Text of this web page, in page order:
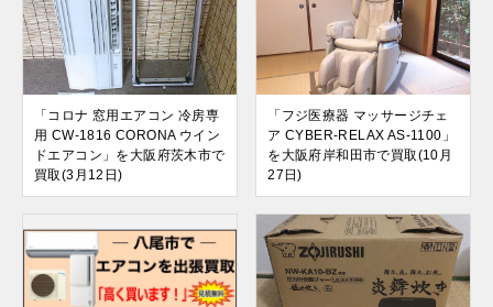
「コロナ 窓用エアコン 冷房専
用 CW-1816 CORONA ウイン
ドエアコン」を大阪府茨木市で
買取(3月12日)
「フジ医療器 マッサージチェ
ア CYBER-RELAX AS-1100」
を大阪府岸和田市で買取(10月
27日)